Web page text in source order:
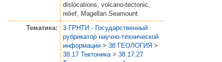
dislocations, volcano-tectonic,
relief, Magellan Seamount
Тематика:
3 ГРНТИ - Государственный
рубрикатор научно-технической
информации > 38 ГЕОЛОГИЯ >
38.17 Тектоника > 38.17.27